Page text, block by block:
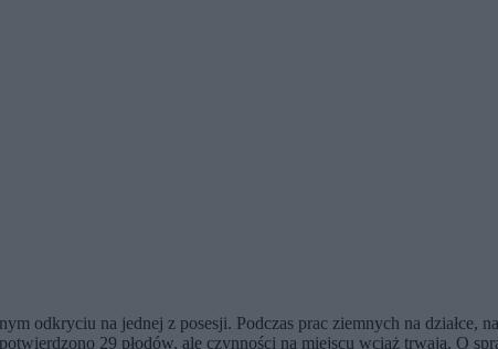
odkryciu na jednej z posesji. Podczas prac ziemnych na działce,
29 płodów, ale czynności na miejscu wciąż trwają. O